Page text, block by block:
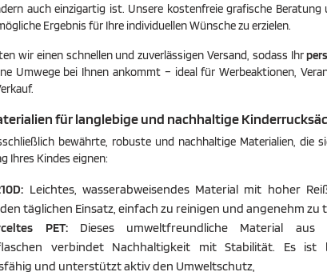
auch einzigartig ist. Unsere kostenfreie grafische
Ergebnis für Ihre individuellen Wünsche zu erzielen.
wir einen schnellen und zuverlässigen Versand, sodass Ihr
Umwege bei Ihnen ankommt – ideal für Werbeaktionen,
für langlebige und nachhaltige
bewährte, robuste und nachhaltige Materialien, die
Ihres Kindes eignen:
Leichtes, wasserabweisendes Material mit hoher
täglichen Einsatz, einfach zu reinigen und angenehm zu
PET:Dieses umweltfreundliche Material aus
verbindet Nachhaltigkeit mit Stabilität. Es ist
und unterstützt aktiv den Umweltschutz,